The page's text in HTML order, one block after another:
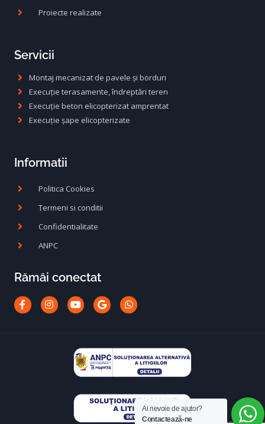
Proiecte realizate
Servicii
Montaj mecanizat de pavele și borduri
Execuție terasamente, îndreptări teren
Execuție beton elicopterizat amprentat
Execuție șape elicopterizate
Informatii
Politica Cookies
Termeni si conditii
Confidentialitate
ANPC
Rămâi conectat
Facebook-
f
Instagram
YoutubeGoogleWhatsapp
Ai nevoie de ajutor?
Contactează-ne